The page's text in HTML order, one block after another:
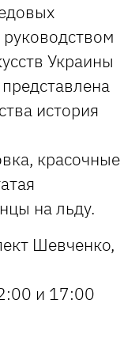
Украины
история
красочные
на льду.
Шевченко,
и 17:00